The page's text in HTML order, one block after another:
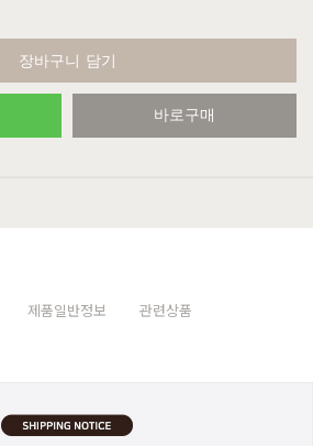
장바구니 담기
바로구매
제품일반정보 관련상품